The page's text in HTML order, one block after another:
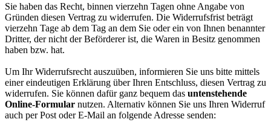
Sie haben das Recht, binnen vierzehn Tagen ohne Angabe von
Gründen diesen Vertrag zu widerrufen. Die Widerrufsfrist beträgt
vierzehn Tage ab dem Tag an dem Sie oder ein von Ihnen benannter
Dritter, der nicht der Beförderer ist, die Waren in Besitz genommen
haben bzw. hat.
Um Ihr Widerrufsrecht auszuüben, informieren Sie uns bitte mittels
einer eindeutigen Erklärung über Ihren Entschluss, diesen Vertrag zu
widerrufen. Sie können dafür ganz bequem das untenstehende
Online-Formular nutzen. Alternativ können Sie uns Ihren Widerruf
auch per Post oder E-Mail an folgende Adresse senden: